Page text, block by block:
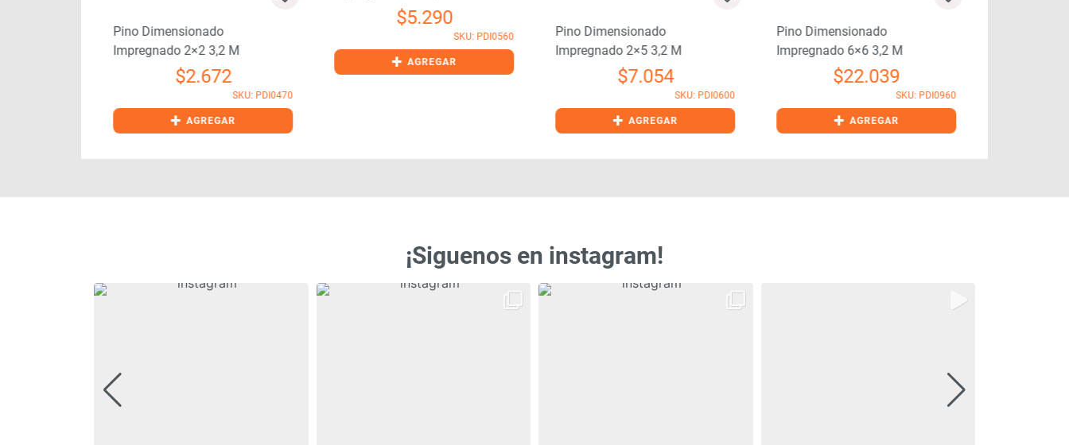
Pino Dimensionado
Impregnado 2×2 3,2 M
$2.672
SKU: PDI0470
+ AGREGAR
$5.290
SKU: PDI0560
+ AGREGAR
Pino Dimensionado
Impregnado 2×5 3,2 M
$7.054
SKU: PDI0600
+ AGREGAR
Pino Dimensionado
Impregnado 6×6 3,2 M
$22.039
SKU: PDI0960
+ AGREGAR
¡Siguenos en instagram!